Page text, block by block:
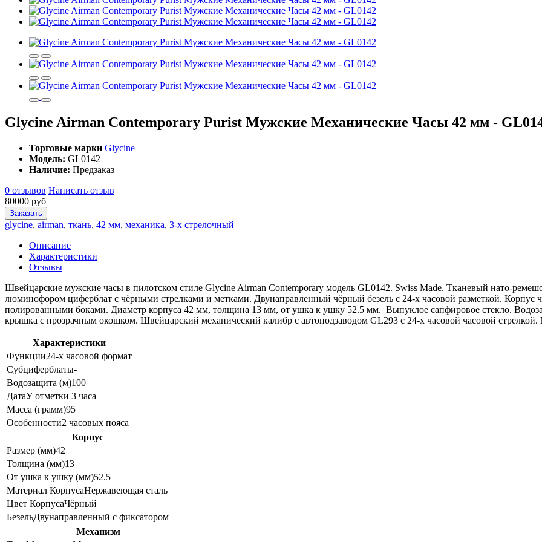
Glycine Airman Contemporary Purist Мужские Механические Часы 42 мм -
Торговые марки Glycine
Модель: GL0142
Наличие: Предзаказ
0 отзывов Написать отзыв
80000 руб
Заказать
glycine, airman, ткань, 42 мм, механика, 3-х стрелочный
Описание
Характеристики
Отзывы
Швейцарские мужские часы в пилотском стиле Glycine Airman Contemporary модель GL0142. Swiss Made. Тканевый нато-
люминофором циферблат с чёрными стрелками и метками. Двунаправленный чёрный безель с 24-х часовой разметкой.
полированными боками. Диаметр корпуса 42 мм, толщина 13 мм, от ушка к ушку 52.5 мм. Выпуклое сапфировое стекло.
крышка с прозрачным окошком. Швейцарский механический калибр с автоподзаводом GL293 с 24-х часовой часовой
Характеристики
Функции24-х часовой формат
Субциферблаты-
Водозащита (м)100
ДатаУ отметки 3 часа
Масса (грамм)95
Особенности2 часовых пояса
Корпус
Размер (мм)42
Толщина (мм)13
От ушка к ушку (мм)52.5
Материал КорпусаНержавеющая сталь
Цвет КорпусаЧёрный
БезельДвунаправленный с фиксатором
Механизм